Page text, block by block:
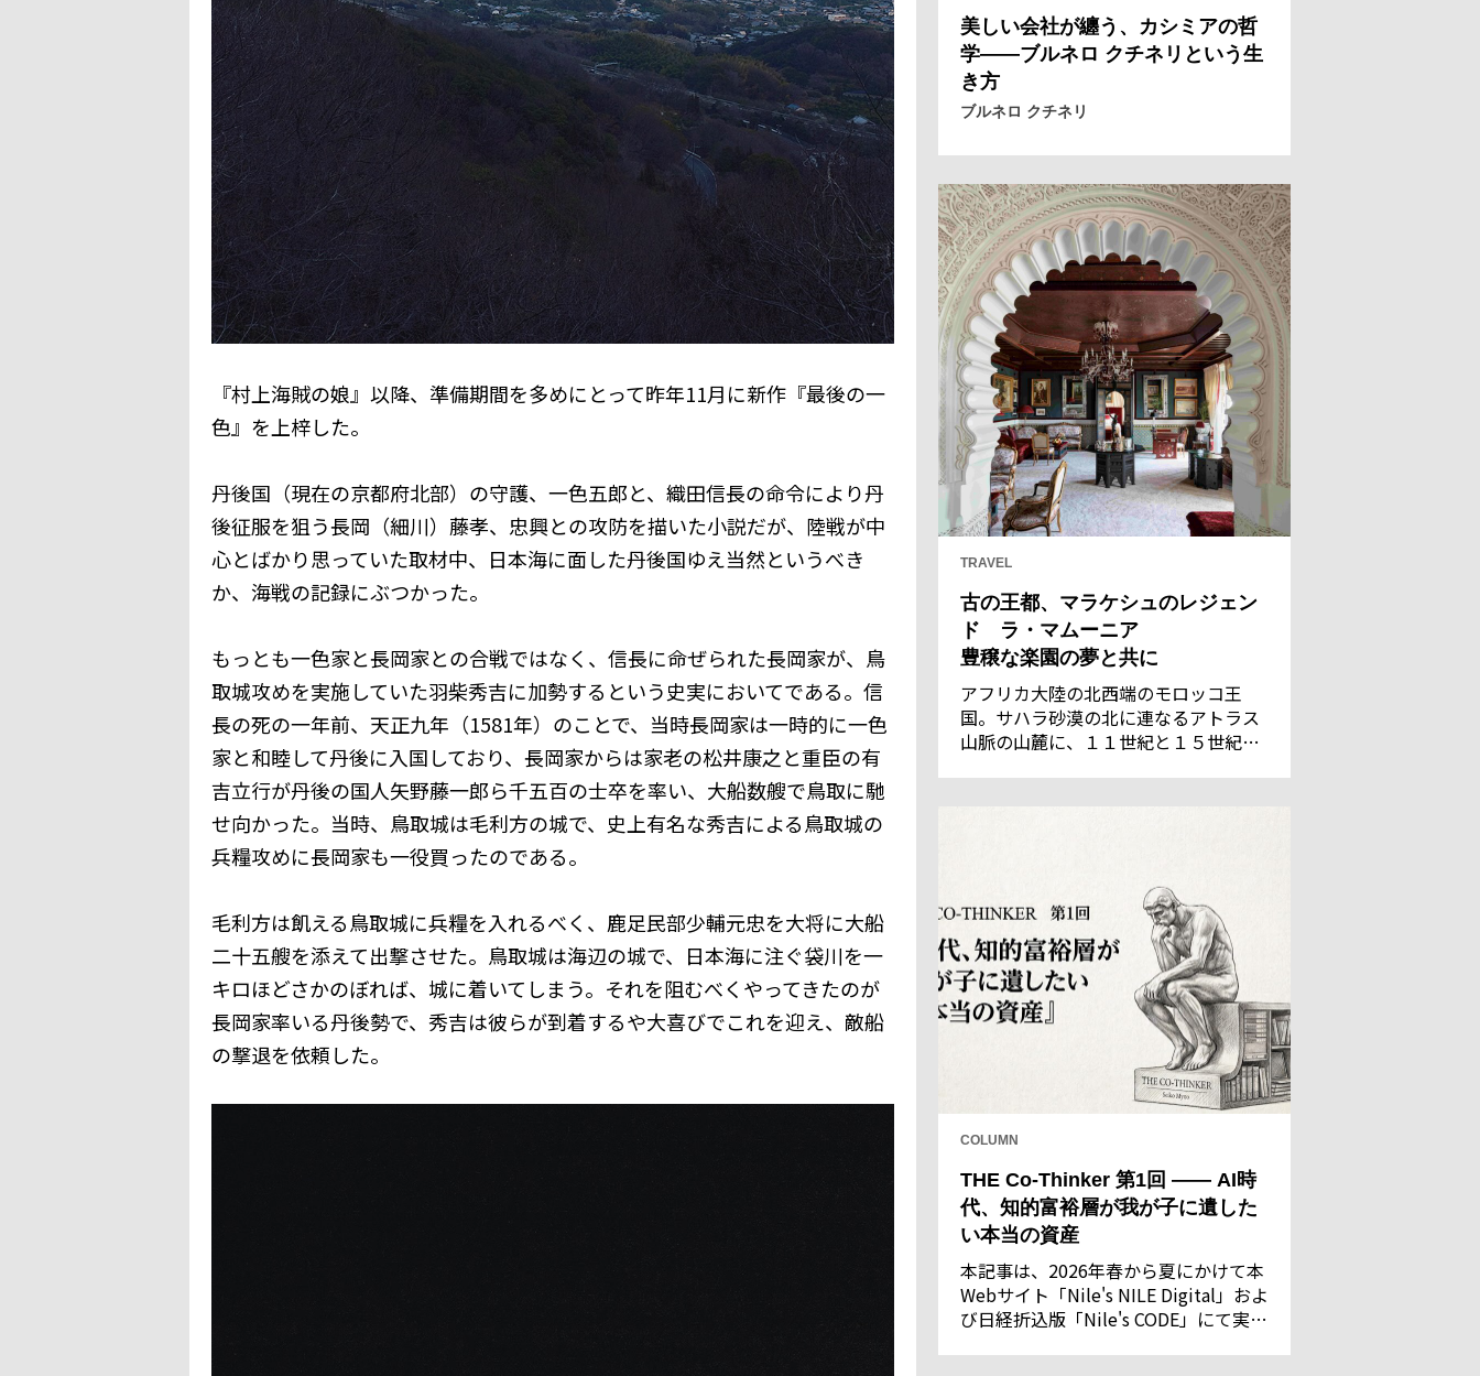
『村上海賊の娘』以降、準備期間を多めにとって昨年11月に新作『最後の一
色』を上梓した。
丹後国（現在の京都府北部）の守護、一色五郎と、織田信長の命令により丹
後征服を狙う長岡（細川）藤孝、忠興との攻防を描いた小説だが、陸戦が中
心とばかり思っていた取材中、日本海に面した丹後国ゆえ当然というべき
か、海戦の記録にぶつかった。
もっとも一色家と長岡家との合戦ではなく、信長に命ぜられた長岡家が、鳥
取城攻めを実施していた羽柴秀吉に加勢するという史実においてである。信
長の死の一年前、天正九年（1581年）のことで、当時長岡家は一時的に一色
家と和睦して丹後に入国しており、長岡家からは家老の松井康之と重臣の有
吉立行が丹後の国人矢野藤一郎ら千五百の士卒を率い、大船数艘で鳥取に馳
せ向かった。当時、鳥取城は毛利方の城で、史上有名な秀吉による鳥取城の
兵糧攻めに長岡家も一役買ったのである。
毛利方は飢える鳥取城に兵糧を入れるべく、鹿足民部少輔元忠を大将に大船
二十五艘を添えて出撃させた。鳥取城は海辺の城で、日本海に注ぐ袋川を一
キロほどさかのぼれば、城に着いてしまう。それを阻むべくやってきたのが
長岡家率いる丹後勢で、秀吉は彼らが到着するや大喜びでこれを迎え、敵船
の撃退を依頼した。
美しい会社が纏う、カシミアの哲
学——ブルネロ クチネリという生
き方
ブルネロ クチネリ
TRAVEL
古の王都、マラケシュのレジェン
ド ラ・マムーニア
豊穣な楽園の夢と共に
アフリカ大陸の北西端のモロッコ王
国。サハラ砂漠の北に連なるアトラス
山脈の山麓に、１１世紀と１５世紀の
COLUMN
THE Co-Thinker 第1回 —— AI時
代、知的富裕層が我が子に遺した
い本当の資産
本記事は、2026年春から夏にかけて本
Webサイト「Nile's NILE Digital」およ
び日経折込版「Nile's CODE」にて実施